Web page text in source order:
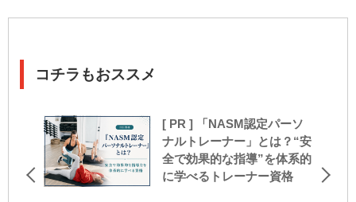
コチラもおススメ
[ PR ] 「NASM認定パーソ
ナルトレーナー」とは？“安
全で効果的な指導”を体系的
に学べるトレーナー資格